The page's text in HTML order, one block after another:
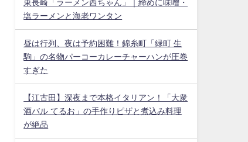
東長崎「ラーメン西ちゃん」｜締めに味噌・
塩ラーメンと海老ワンタン
昼は行列、夜は予約困難！錦糸町「緑町 生
駒」の名物パーコーカレーチャーハンが圧巻
すぎた
【江古田】深夜まで本格イタリアン！「大衆
酒バル てるお」の手作りピザと煮込み料理
が絶品